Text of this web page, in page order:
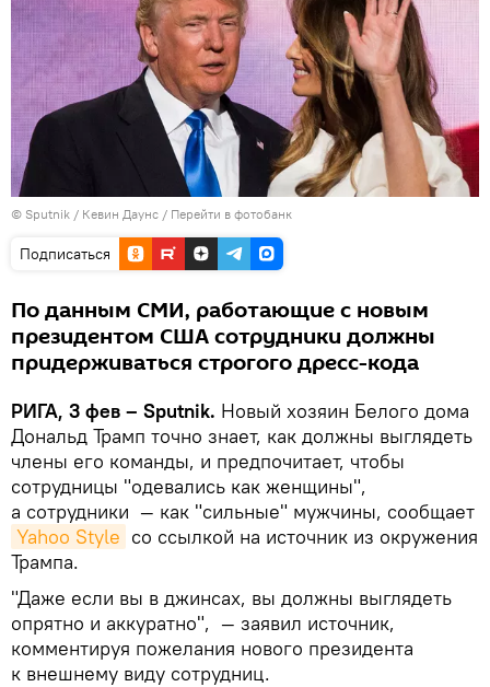
© Sputnik / Кевин Даунс / Перейти в фотобанк
Подписаться
По данным СМИ, работающие с новым
президентом США сотрудники должны
придерживаться строгого дресс-кода
РИГА, 3 фев – Sputnik. Новый хозяин Белого дома
Дональд Трамп точно знает, как должны выглядеть
члены его команды, и предпочитает, чтобы
сотрудницы "одевались как женщины",
а сотрудники — как "сильные" мужчины, сообщает
Yahoo Style со ссылкой на источник из окружения
Трампа.
"Даже если вы в джинсах, вы должны выглядеть
опрятно и аккуратно", — заявил источник,
комментируя пожелания нового президента
к внешнему виду сотрудниц.